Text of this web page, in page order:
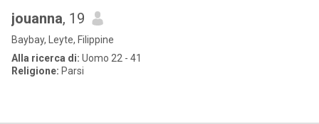
jouanna, 19
Baybay, Leyte, Filippine
Alla ricerca di: Uomo 22 - 41
Religione: Parsi